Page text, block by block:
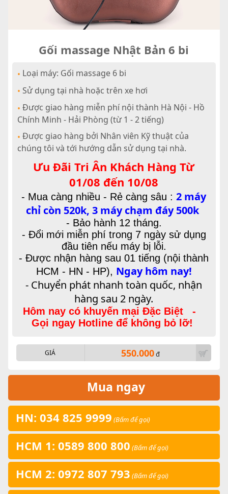
Gối massage Nhật Bản 6 bi
• Loại máy: Gối massage 6 bi
• Sử dụng tại nhà hoặc trên xe hơi
• Được giao hàng miễn phí nội thành Hà Nội - Hồ
Chính Minh - Hải Phòng (từ 1 - 2 tiếng)
• Được giao hàng bởi Nhân viên Kỹ thuật của
chúng tôi và tới hướng dẫn sử dụng tại nhà.
Ưu Đãi Tri Ân Khách Hàng Từ
01/08 đến 10/08
- Mua càng nhiều - Rẻ càng sâu :2 máy
chỉ còn 520k, 3 máy chạm đáy 500k
- Bảo hành 12 tháng.
- Đổi mới miễn phí trong 7 ngày sử dụng
đầu tiên nếu máy bị lỗi.
- Được nhận hàng sau 01 tiếng (nội thành
HCM - HN - HP), Ngay hôm nay!
- Chuyển phát nhanh toàn quốc, nhận
hàng sau 2 ngày.
Hôm nay có khuyến mại Đặc Biệt -
Gọi ngay Hotline để không bỏ lỡ!
GIÁ 550.000đ
Mua ngay
HN: 034 825 9999 (Bấm để gọi)
HCM 1: 0589 800 800 (Bấm để gọi)
HCM 2: 0972 807 793 (Bấm để gọi)